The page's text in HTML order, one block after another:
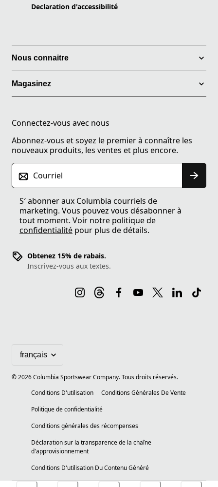
Declaration d'accessibilité
Nous connaitre
Magasinez
Connectez-vous avec nous
Abonnez-vous et soyez le premier à connaître les
nouveaux produits, les ventes et plus encore.
Courriel
S′ abonner aux Columbia courriels de
marketing. Vous pouvez vous désabonner à
tout moment. Voir notre politique de
confidentialité pour plus de détails.
Obtenez 15% de rabais.
Inscrivez-vous aux textes.
©2026Columbia Sportswear Company. Tous droits réservés.
Conditions D'utilisation
Conditions Générales De Vente
Politique de confidentialité
Conditions générales des récompenses
Déclaration sur la transparence de la chaîne
d'approvisionnement
Conditions D'utilisation Du Contenu Généré